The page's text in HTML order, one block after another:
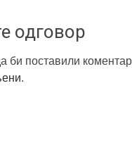
одговор
би поставили
.